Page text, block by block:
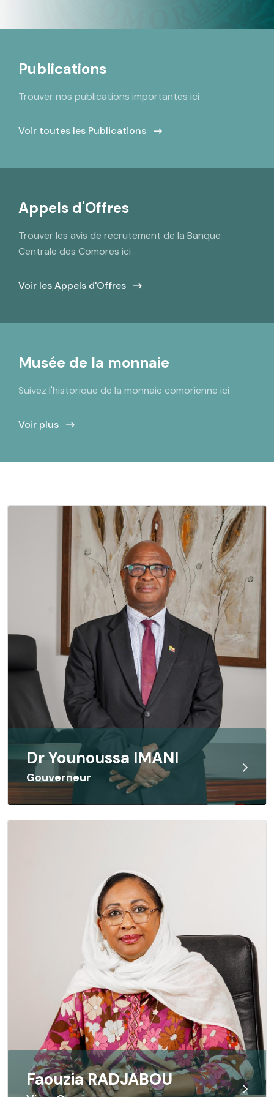
Publications
Trouver nos publications importantes ici
Voir toutes les Publications
Appels d'Offres
Trouver les avis de recrutement de la Banque
Centrale des Comores ici
Voir les Appels d'Offres
Musée de la monnaie
Suivez l'historique de la monnaie comorienne ici
Voir plus
Dr Younoussa IMANI
Gouverneur
Faouzia RADJABOU